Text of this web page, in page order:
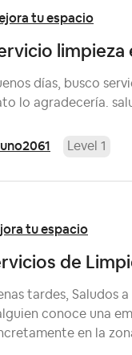
tu espacio
limpieza
días, busco
lo agradecería.
Level 1
tu espacio
de
tardes, Saludos
conoce una
en la